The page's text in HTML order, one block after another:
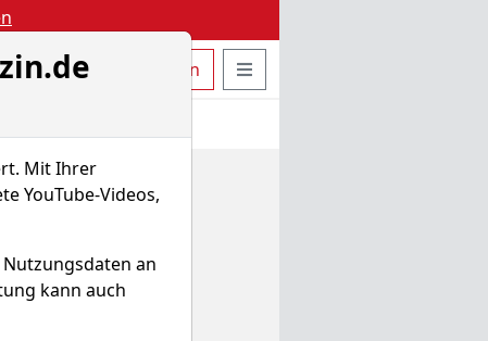
öffnen
Bestellen Login Seitennavigation öffnen
Mit Ihrer
YouTube-Videos,
an
kann auch